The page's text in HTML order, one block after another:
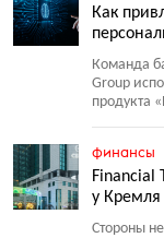
Как
Команда
Group
продукта «
финансы
Financial
у Кремля
Стороны